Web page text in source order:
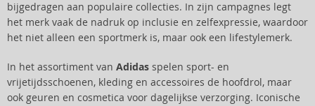
bijgedragen aan populaire collecties. In zijn campagnes legt
het merk vaak de nadruk op inclusie en zelfexpressie, waardoor
het niet alleen een sportmerk is, maar ook een lifestylemerk.
In het assortiment van Adidas spelen sport- en
vrijetijdsschoenen, kleding en accessoires de hoofdrol, maar
ook geuren en cosmetica voor dagelijkse verzorging. Iconische